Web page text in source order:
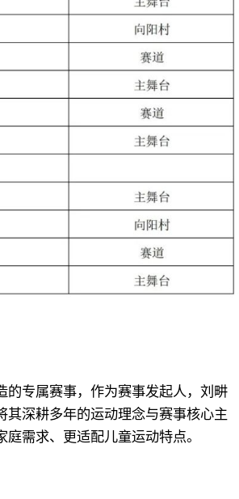
的专属赛事，作为赛事发起人，刘畊
其深耕多年的运动理念与赛事核心主
需求、更适配儿童运动特点。